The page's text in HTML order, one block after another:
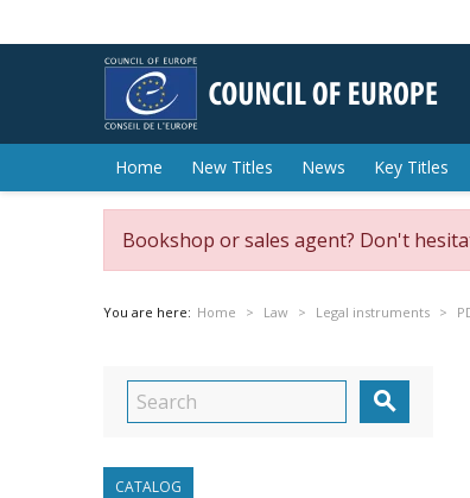
Home New Titles News Key Titles
Bookshop or sales agent? Don't
You are here: Home Law Legal instruments

CATALOG